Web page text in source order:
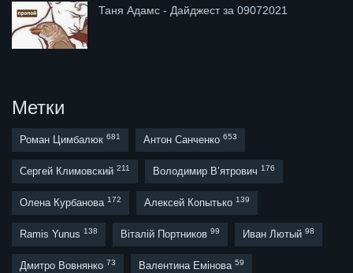
Таня Адамс - Дайджест за 09072021
Метки
Роман Цимбалюк 681 Антон Санченко 653
Сергей Климовский 211 Володимир В’ятрович 176
Олена Курбанова 172 Алексей Копытько 139
Ramis Yunus 138 Віталій Портников 99 Иван Лютый 98
Дмитро Вовнянко 73 Валентина Емінова 59